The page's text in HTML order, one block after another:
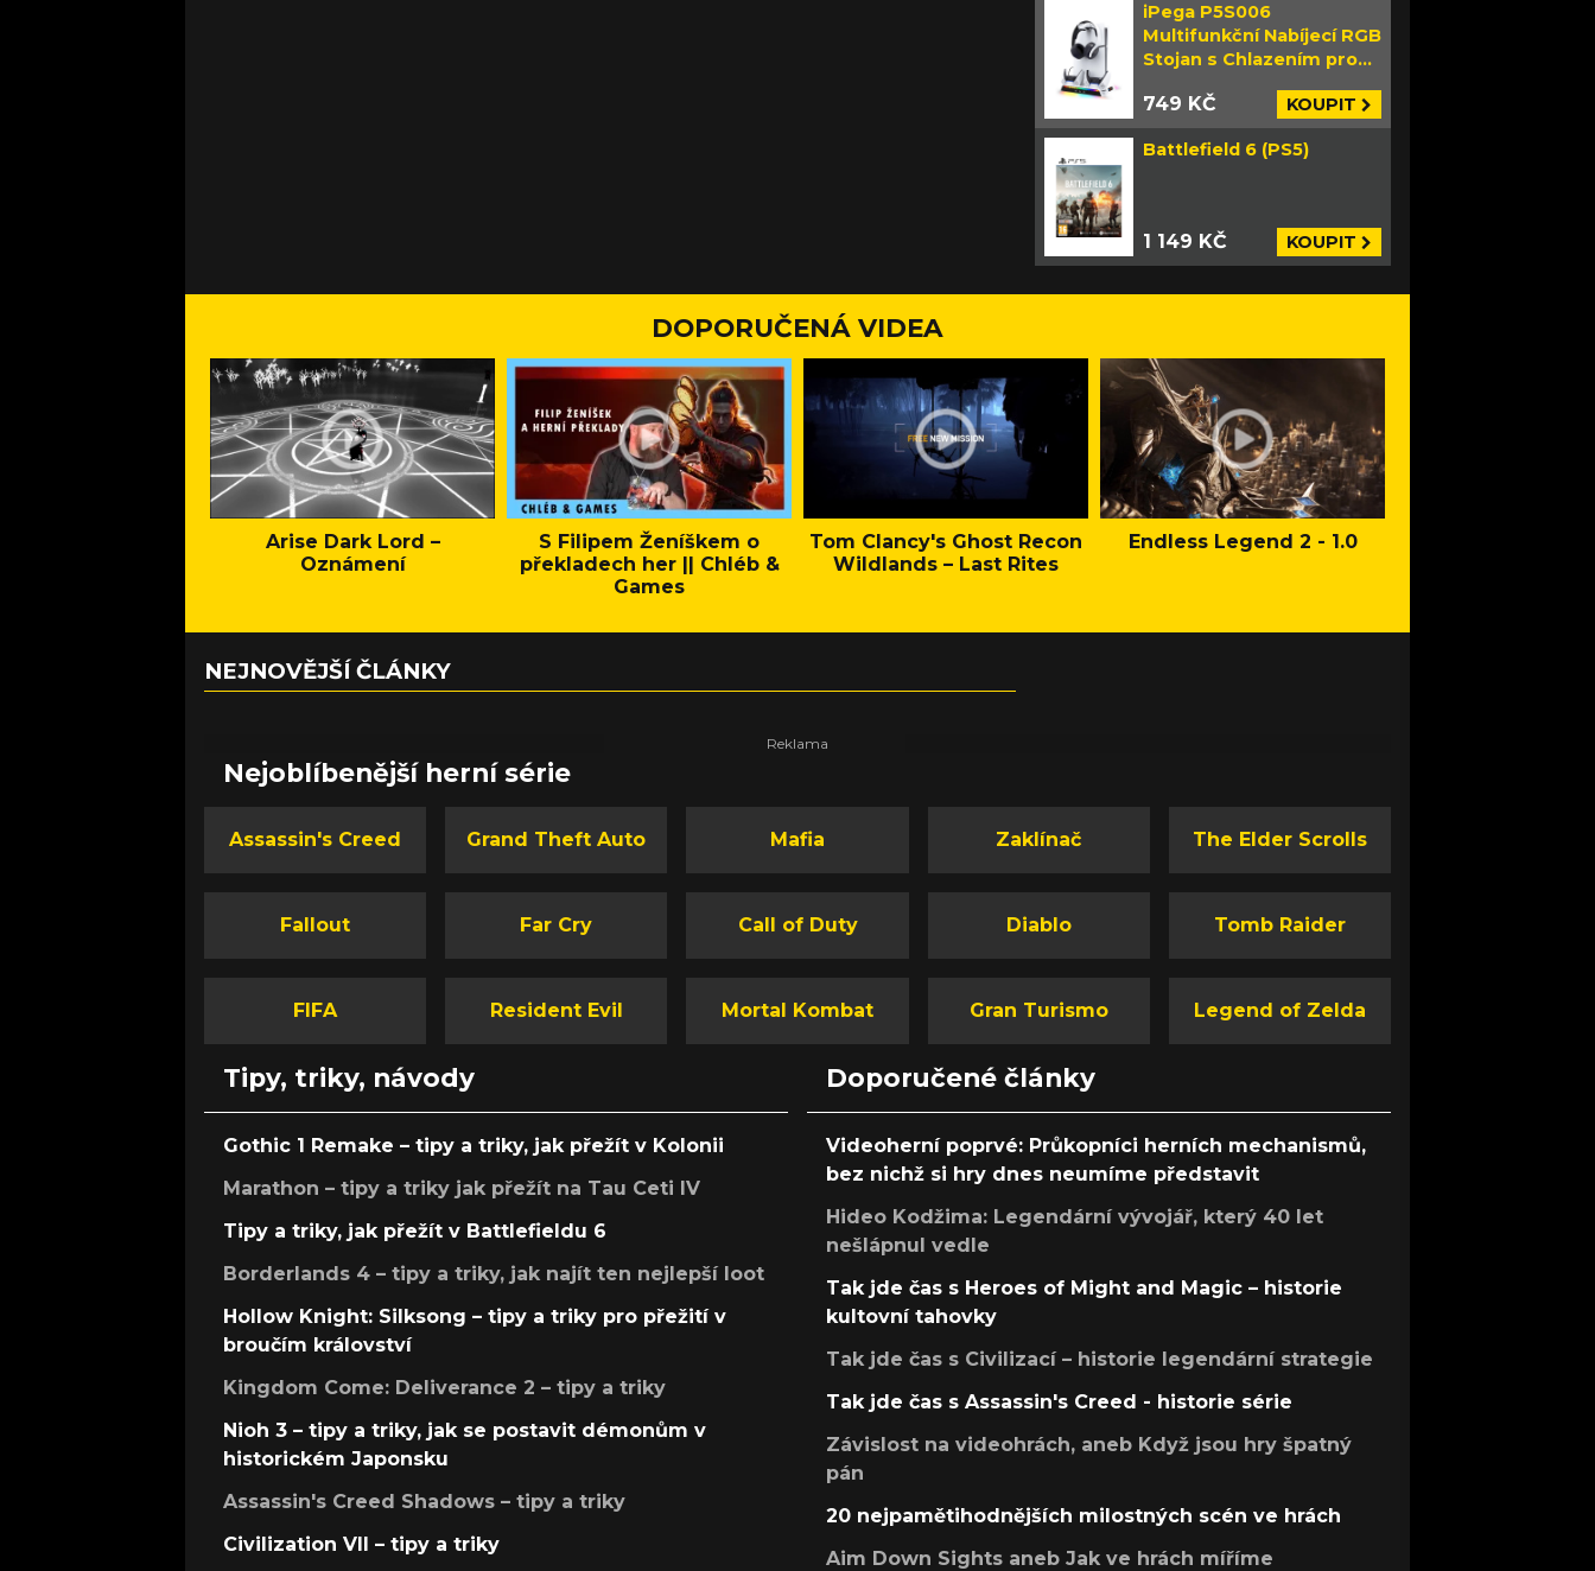
iPega P5S006
Multifunkční Nabíjecí RGB
Stojan s Chlazením pro
749 KČ KOUPIT
Battlefield 6 (PS5)
1 149 KČ KOUPIT
DOPORUČENÁ VIDEA
Arise Dark Lord –
Oznámení
S Filipem Ženíškem o
překladech her || Chléb &
Games
Tom Clancy's Ghost Recon
Wildlands – Last Rites
Endless Legend 2 - 1.0
NEJNOVĚJŠÍ ČLÁNKY
Nejoblíbenější herní série
Assassin's Creed Grand Theft Auto Mafia Zaklínač The Elder Scrolls
Fallout Far Cry Call of Duty Diablo Tomb Raider
FIFA Resident Evil Mortal Kombat Gran Turismo Legend of Zelda
Tipy, triky, návody
Gothic 1 Remake – tipy a triky, jak přežít v Kolonii
Marathon – tipy a triky jak přežít na Tau Ceti IV
Tipy a triky, jak přežít v Battlefieldu 6
Borderlands 4 – tipy a triky, jak najít ten nejlepší loot
Hollow Knight: Silksong – tipy a triky pro přežití v
broučím království
Kingdom Come: Deliverance 2 – tipy a triky
Nioh 3 – tipy a triky, jak se postavit démonům v
historickém Japonsku
Assassin's Creed Shadows – tipy a triky
Civilization VII – tipy a triky
Doporučené články
Videoherní poprvé: Průkopníci herních mechanismů,
bez nichž si hry dnes neumíme představit
Hideo Kodžima: Legendární vývojář, který 40 let
nešlápnul vedle
Tak jde čas s Heroes of Might and Magic – historie
kultovní tahovky
Tak jde čas s Civilizací – historie legendární strategie
Tak jde čas s Assassin's Creed - historie série
Závislost na videohrách, aneb Když jsou hry špatný
pán
20 nejpamětihodnějších milostných scén ve hrách
Aim Down Sights aneb Jak ve hrách míříme